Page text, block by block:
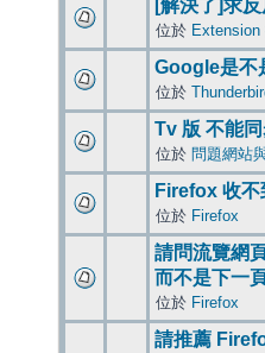
[解決了]求
位於
Google是不
位於
Tv 版 不能
位於 問題網站
Firefox 收不
位於 Firefox
請問流覽網
而不是下一
位於 Firefox
請推薦